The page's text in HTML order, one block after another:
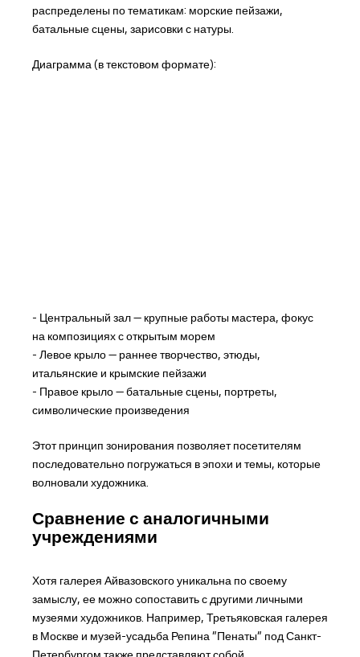
распределены по тематикам: морские пейзажи,
батальные сцены, зарисовки с натуры.
Диаграмма (в текстовом формате):
- Центральный зал — крупные работы мастера, фокус
на композициях с открытым морем
- Левое крыло — раннее творчество, этюды,
итальянские и крымские пейзажи
- Правое крыло — батальные сцены, портреты,
символические произведения
Этот принцип зонирования позволяет посетителям
последовательно погружаться в эпохи и темы, которые
волновали художника.
Сравнение с аналогичными
учреждениями
Хотя галерея Айвазовского уникальна по своему
замыслу, ее можно сопоставить с другими личными
музеями художников. Например, Третьяковская галерея
в Москве и музей-усадьба Репина "Пенаты" под Санкт-